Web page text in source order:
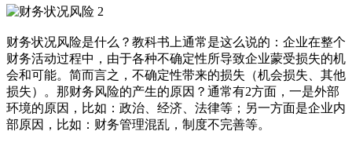
财务状况风险是什么？教科书上通常是这么说的：企业在整个
财务活动过程中，由于各种不确定性所导致企业蒙受损失的机
会和可能。简而言之，不确定性带来的损失（机会损失、其他
损失）。那财务风险的产生的原因？通常有2方面，一是外部
环境的原因，比如：政治、经济、法律等；另一方面是企业内
部原因，比如：财务管理混乱，制度不完善等。